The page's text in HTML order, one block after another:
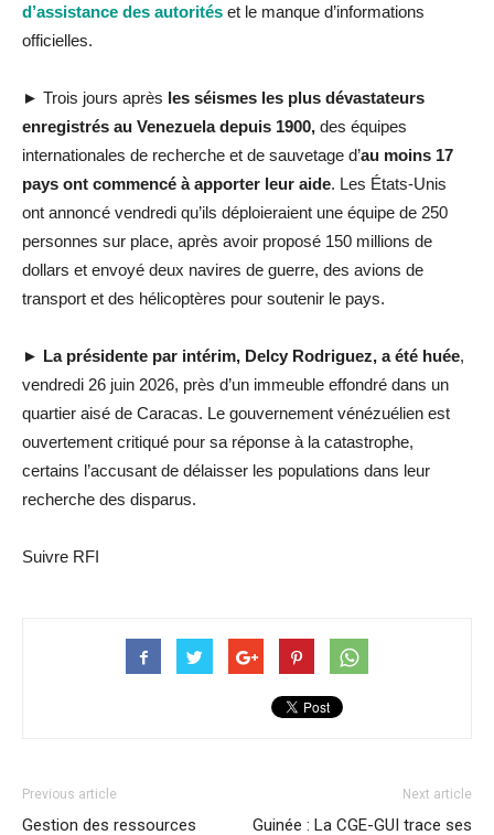
d’assistance des autorités et le manque d’informations
officielles.
► Trois jours après les séismes les plus dévastateurs
enregistrés au Venezuela depuis 1900, des équipes
internationales de recherche et de sauvetage d’au moins 17
pays ont commencé à apporter leur aide. Les États-Unis
ont annoncé vendredi qu’ils déploieraient une équipe de 250
personnes sur place, après avoir proposé 150 millions de
dollars et envoyé deux navires de guerre, des avions de
transport et des hélicoptères pour soutenir le pays.
► La présidente par intérim, Delcy Rodriguez, a été huée,
vendredi 26 juin 2026, près d’un immeuble effondré dans un
quartier aisé de Caracas. Le gouvernement vénézuélien est
ouvertement critiqué pour sa réponse à la catastrophe,
certains l’accusant de délaisser les populations dans leur
recherche des disparus.
Suivre RFI
Previous article
Gestion des ressources
Next article
Guinée : La CGE-GUI trace ses